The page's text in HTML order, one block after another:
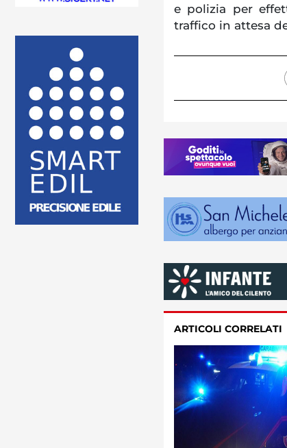
e polizia per
traffico in attesa
ARTICOLI CORRELATI